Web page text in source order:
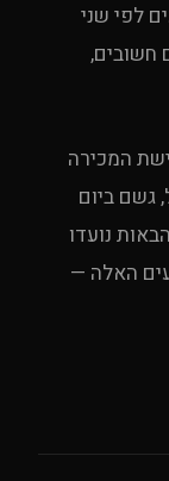
לפי שני
חשובים,
המכירה
ביום
נועדו
האלה —